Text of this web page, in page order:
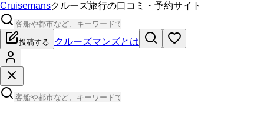
Cruisemansクルーズ旅行の口コミ・予約サイト
投稿する クルーズマンズとは